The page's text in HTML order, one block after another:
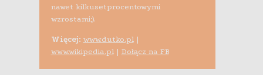
nawet kilkusetprocentowymi
wzrostami;).
Więcej: www.dutko.pl|
www.wikipedia.pl| Dołącz na FB